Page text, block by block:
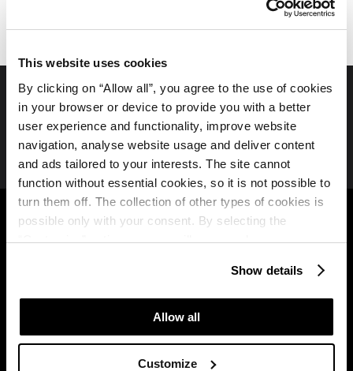
This website uses cookies
By clicking on “Allow all”, you agree to the use of cookies
in your browser or device to provide you with a better
user experience and functionality, improve website
navigation, analyse website usage and deliver content
and ads tailored to your interests. The site cannot
function without essential cookies, so it is not possible to
turn them off. The collection of other types of cookies is
possible only with your consent. By selecting the
“Customise” option, a menu will appear where you can
which purposes we may process your data. You can
manage your “Details” selection in your browser at any
Show details
Allow all
Customize
Pools und Strände
Folgen Sie uns auf Social Media
Plava Laguna
Nutzungsbedingungen
Istra Camping
B2B
Partners
Travel agency